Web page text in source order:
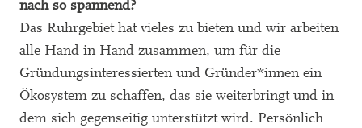
nach so spannend?
Das Ruhrgebiet hat vieles zu bieten und wir arbeiten
alle Hand in Hand zusammen, um für die
Gründungsinteressierten und Gründer*innen ein
Ökosystem zu schaffen, das sie weiterbringt und in
dem sich gegenseitig unterstützt wird. Persönlich